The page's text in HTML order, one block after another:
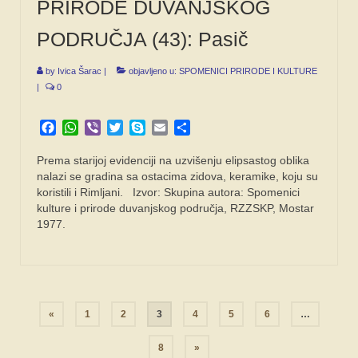
PRIRODE DUVANJSKOG
PODRUČJA (43): Pasič
by Ivica Šarac | objavljeno u: SPOMENICI PRIRODE I KULTURE
|
0
Facebook
WhatsApp
Viber TwitterSkypeEmail
Prema starijoj evidenciji na uzvišenju elipsastog oblika
nalazi se gradina sa ostacima zidova, keramike, koju su
koristili i Rimljani. Izvor: Skupina autora: Spomenici
kulture i prirode duvanjskog područja, RZZSKP, Mostar
1977.
Navigacija
« 1 2 3 4 5 6 …
8 »